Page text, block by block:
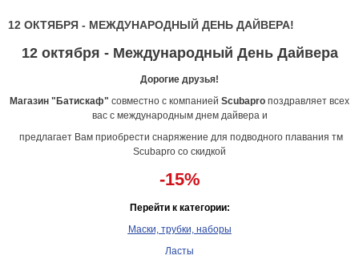
12 ОКТЯБРЯ - МЕЖДУНАРОДНЫЙ ДЕНЬ ДАЙВЕРА!
12 октября - Международный День Дайвера
Дорогие друзья!
Магазин "Батискаф" совместно с компанией Scubapro поздравляет всех
вас с международным днем дайвера и
предлагает Вам приобрести cнаряжение для подводного плавания тм
Scubapro со скидкой
-15%
Перейти к категории:
Маски, трубки, наборы
Ласты